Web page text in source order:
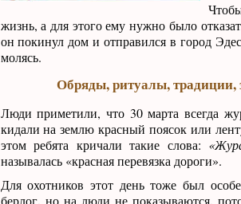
жизнь, а для этого ему нужно было
он покинул дом и отправился в город
молясь.
Обряды, ритуалы, традиции,
Люди приметили, что 30 марта всегда
кидали на землю красный поясок или
этом ребята кричали такие слова:
называлась «красная перевязка дороги».
Для охотников этот день тоже был
берлог, но на люди не показываются,